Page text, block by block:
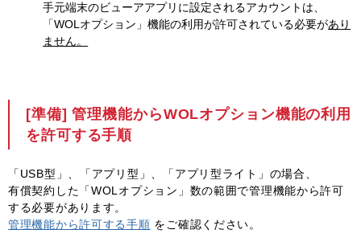
手元端末のビューアアプリに設定されるアカウントは、
「WOLオプション」機能の利用が許可されている必要があり
ません。
[準備] 管理機能からWOLオプション機能の利用
を許可する手順
「USB型」、「アプリ型」、「アプリ型ライト」の場合、
有償契約した「WOLオプション」数の範囲で管理機能から許可
する必要があります。
管理機能から許可する手順 をご確認ください。